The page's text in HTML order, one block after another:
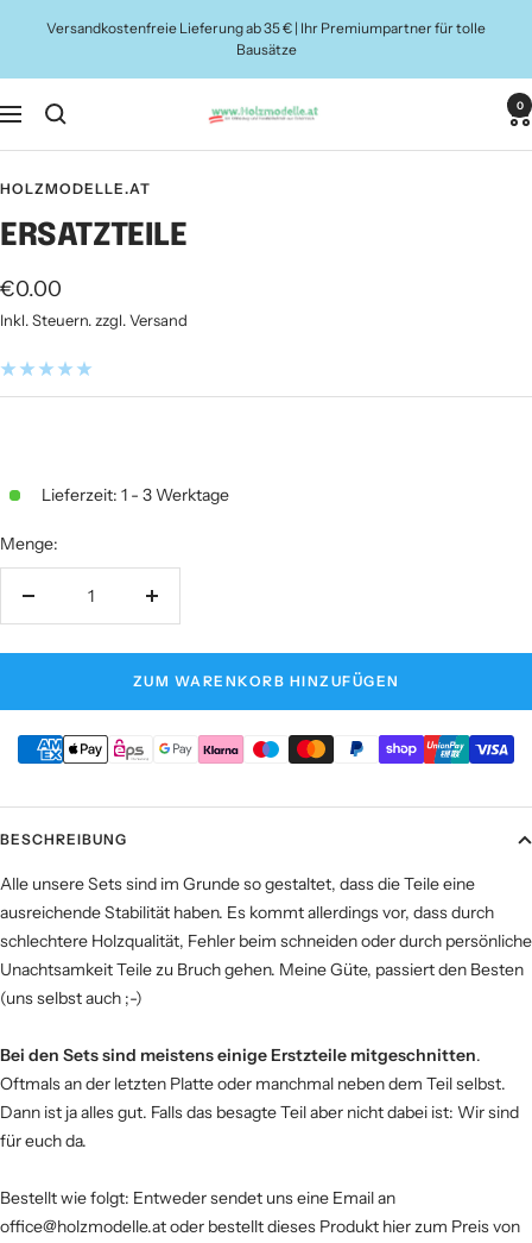
Versandkostenfreie Lieferung ab 35 € | Ihr Premiumpartner für tolle
Bausätze
Navigation Holzmodelle.at 0
HOLZMODELLE.AT
ERSATZTEILE
Angebotspreis
€0.00
Inkl. Steuern. zzgl. Versand
Lieferzeit: 1 - 3 Werktage
Menge:
Menge
ZUM WARENKORB HINZUFÜGEN
BESCHREIBUNG
Alle unsere Sets sind im Grunde so gestaltet, dass die Teile eine
ausreichende Stabilität haben. Es kommt allerdings vor, dass durch
schlechtere Holzqualität, Fehler beim schneiden oder durch persönliche
Unachtsamkeit Teile zu Bruch gehen. Meine Güte, passiert den Besten
(uns selbst auch ;-)
Bei den Sets sind meistens einige Erstzteile mitgeschnitten.
Oftmals an der letzten Platte oder manchmal neben dem Teil selbst.
Dann ist ja alles gut. Falls das besagte Teil aber nicht dabei ist: Wir sind
für euch da.
Bestellt wie folgt: Entweder sendet uns eine Email an
office@holzmodelle.at oder bestellt dieses Produkt hier zum Preis von